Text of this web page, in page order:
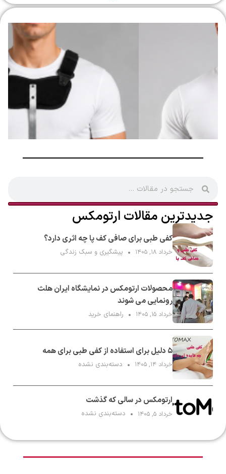
جدیدترین مقالات ارتومکس
کفی طبی برای صافی کف پا چه اثری دارد؟
خرداد ۱۸, ۱۴۰۵ پیشگیری و سبک زندگی
محصولات ارتومکس در نمایشگاه ایران هلث
رونمایی می شوند
خرداد ۱۵, ۱۴۰۵ راهنمای خرید
۵ دلیل برای استفاده از کفی طبی برای همه
خرداد ۱۴, ۱۴۰۵ دسته‌بندی نشده
ارتومکس در سالی که گذشت
خرداد ۵, ۱۴۰۵ دسته‌بندی نشده